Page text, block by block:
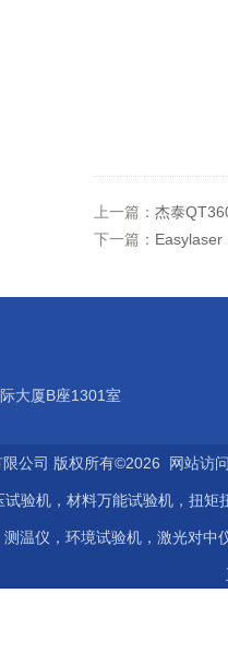
上一篇： 杰泰
下一篇： Easylaser
大厦B座1301室
限公司 版权所有©2026 网站
验机，材料万能试验机，扭
温仪，环境试验机，激光对